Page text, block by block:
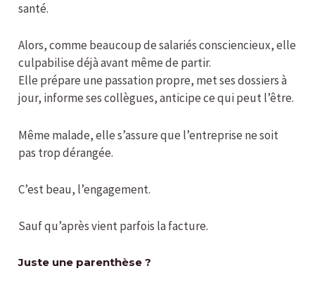
santé.
Alors, comme beaucoup de salariés consciencieux, elle
culpabilise déjà avant même de partir.
Elle prépare une passation propre, met ses dossiers à
jour, informe ses collègues, anticipe ce qui peut l’être.
Même malade, elle s’assure que l’entreprise ne soit
pas trop dérangée.
C’est beau, l’engagement.
Sauf qu’après vient parfois la facture.
Juste une parenthèse ?